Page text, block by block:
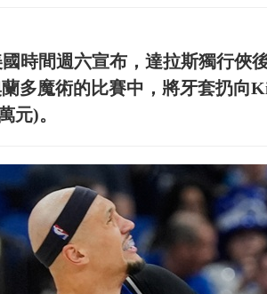
時間週六宣布，達拉斯獨行俠
多魔術的比賽中，將牙套扔向
元)。